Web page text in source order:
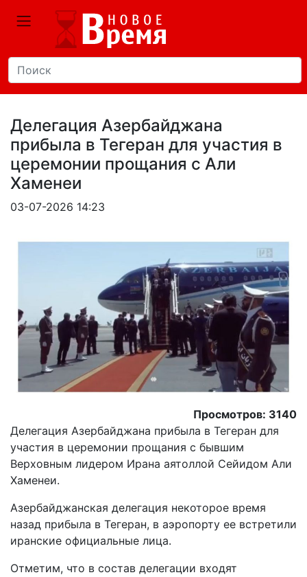
Делегация Азербайджана
прибыла в Тегеран для участия в
церемонии прощания с Али
Хаменеи
03-07-2026 14:23
Просмотров: 3140
Делегация Азербайджана прибыла в Тегеран для
участия в церемонии прощания с бывшим
Верховным лидером Ирана аятоллой Сейидом Али
Хаменеи.
Aзербайджанская делегация некоторое время
назад прибыла в Тегеран, в аэропорту ее встретили
иранские официальные лица.
Отметим, что в состав делегации входят